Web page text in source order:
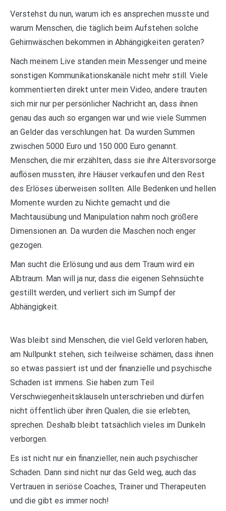
Verstehst du nun, warum ich es ansprechen musste und
warum Menschen, die täglich beim Aufstehen solche
Gehirnwäschen bekommen in Abhängigkeiten geraten?
Nach meinem Live standen mein Messenger und meine
sonstigen Kommunikationskanäle nicht mehr still. Viele
kommentierten direkt unter mein Video, andere trauten
sich mir nur per persönlicher Nachricht an, dass ihnen
genau das auch so ergangen war und wie viele Summen
an Gelder das verschlungen hat. Da wurden Summen
zwischen 5000 Euro und 150 000 Euro genannt.
Menschen, die mir erzählten, dass sie ihre Altersvorsorge
auflösen mussten, ihre Häuser verkaufen und den Rest
des Erlöses überweisen sollten. Alle Bedenken und hellen
Momente wurden zu Nichte gemacht und die
Machtausübung und Manipulation nahm noch größere
Dimensionen an. Da wurden die Maschen noch enger
gezogen.
Man sucht die Erlösung und aus dem Traum wird ein
Albtraum. Man will ja nur, dass die eigenen Sehnsüchte
gestillt werden, und verliert sich im Sumpf der
Abhängigkeit.
Was bleibt sind Menschen, die viel Geld verloren haben,
am Nullpunkt stehen, sich teilweise schämen, dass ihnen
so etwas passiert ist und der finanzielle und psychische
Schaden ist immens. Sie haben zum Teil
Verschwiegenheitsklauseln unterschrieben und dürfen
nicht öffentlich über ihren Qualen, die sie erlebten,
sprechen. Deshalb bleibt tatsächlich vieles im Dunkeln
verborgen.
Es ist nicht nur ein finanzieller, nein auch psychischer
Schaden. Dann sind nicht nur das Geld weg, auch das
Vertrauen in seriöse Coaches, Trainer und Therapeuten
und die gibt es immer noch!